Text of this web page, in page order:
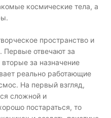
космические тела, а
пространство и
Первые отвечают за
вторые за назначение
реально работающие
На первый взгляд,
сложной и
постараться, то